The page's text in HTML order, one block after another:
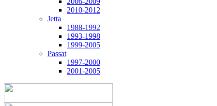
2010-2012
Jetta
1988-1992
1993-1998
1999-2005
Passat
1997-2000
2001-2005